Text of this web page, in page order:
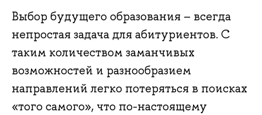
Выбор будущего образования – всегда
непростая задача для абитуриентов. С
таким количеством заманчивых
возможностей и разнообразием
направлений легко потеряться в поисках
«того самого», что по-настоящему